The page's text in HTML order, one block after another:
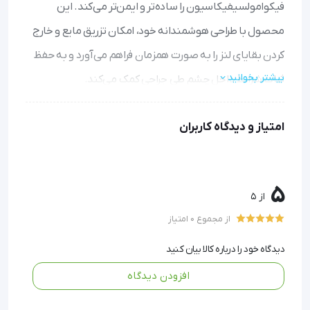
فیکوامولسیفیکاسیون را ساده‌تر و ایمن‌تر می‌کند. این
محصول با طراحی هوشمندانه خود، امکان تزریق مایع و خارج
کردن بقایای لنز را به صورت همزمان فراهم می‌آورد و به حفظ
ثبات شرایط داخل چشم طی جراحی کمک می‌کند.
جراح کنترل بهتری بر فرآیند تزریق و آسپیراسیون داشته باشد و
اتوکلاو، امکان ضدعفونی کامل و استفاده مکرر بدون نگرانی از
می‌شود و هم برای استفاده دستی و هم ماشینی مناسب است.
با قیمت مناسب و طول عمر بالا،
انتخابی اقتصادی و مطمئن برای جراحان و مراکز درمانی
بیشتر بخوانید
امتیاز و دیدگاه کاربران
5 از 5
از مجموع 0 امتیاز
دیدگاه خود را درباره کالا بیان کنید
افزودن دیدگاه